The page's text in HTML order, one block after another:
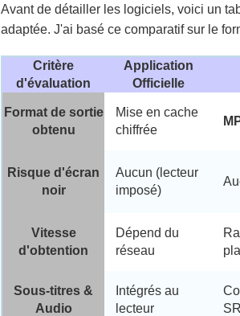
Avant de détailler les logiciels, voici un
adaptée. J'ai basé ce comparatif sur le
Critère
d'évaluation
Application
Officielle
Format de sortie
obtenu
Mise en cache
chiffrée
Risque d'écran
noir
Aucun (lecteur
imposé)
Vitesse
d'obtention
Dépend du
réseau
Sous-titres &
Audio
Intégrés au
lecteur